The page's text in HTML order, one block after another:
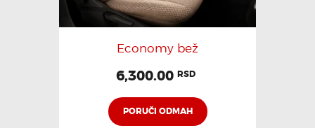
Economy bež
6,300.00 RSD
PORUČI ODMAH